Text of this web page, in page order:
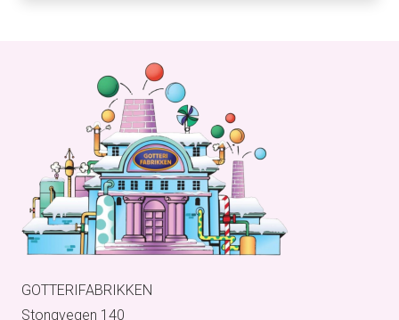
GOTTERIFABRIKKEN
Stongvegen 140